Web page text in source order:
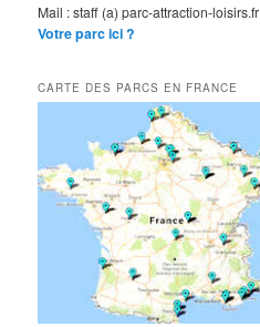
Mail : staff (a) parc-attraction-loisirs.fr
Votre parc ici ?
CARTE DES PARCS EN FRANCE